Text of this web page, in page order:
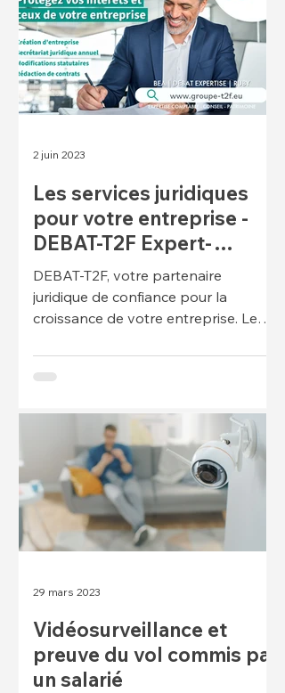
Les services juridiques
pour votre entreprise -
DEBAT-T2F Expert-
Comptable à Toulouse
DEBAT-T2F, votre partenaire
juridique de confiance pour la
croissance de votre entreprise. Le
accompagne...
2 juin 2023
Vidéosurveillance et
preuve du vol commis par
un salarié
29 mars 2023